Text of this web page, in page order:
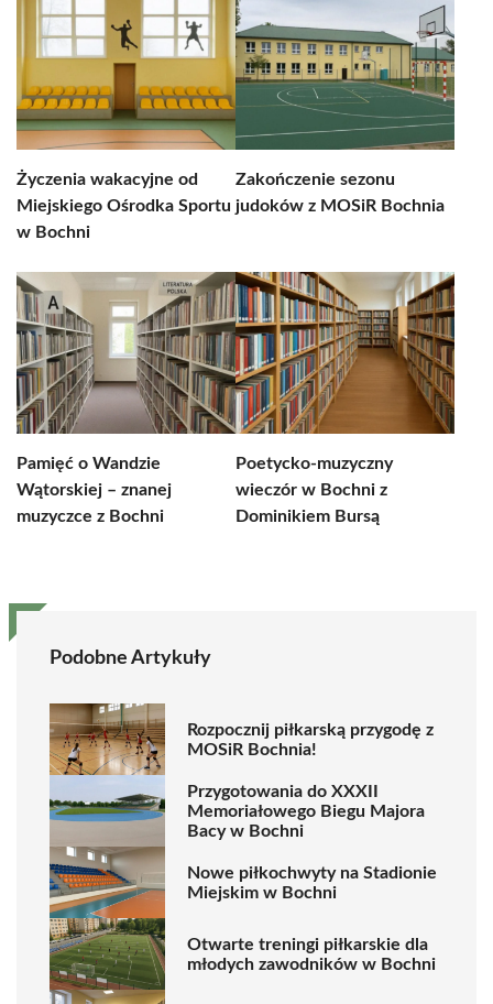
Życzenia wakacyjne od
Miejskiego Ośrodka Sportu
w Bochni
Zakończenie sezonu
judoków z MOSiR Bochnia
Pamięć o Wandzie
Wątorskiej – znanej
muzyczce z Bochni
Poetycko-muzyczny
wieczór w Bochni z
Dominikiem Bursą
Podobne Artykuły
Rozpocznij piłkarską przygodę z
MOSiR Bochnia!
Przygotowania do XXXII
Memoriałowego Biegu Majora
Bacy w Bochni
Nowe piłkochwyty na Stadionie
Miejskim w Bochni
Otwarte treningi piłkarskie dla
młodych zawodników w Bochni